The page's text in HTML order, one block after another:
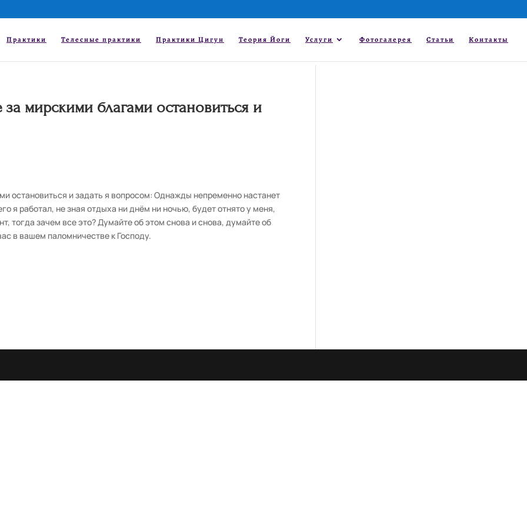
Практики Телесные практики Практики Цигун Теория Йоги Услуги Фотогалерея Статьи Контакты
мирскими благами остановиться и
остановиться и задать я вопросом: Однажды непременно настанет
я работал, не зная отдыха ни днём ни ночью, будет отнято у меня,
тогда зачем все это? Думайте об этом снова и снова, думайте об
в вашем паломничестве к Господу.